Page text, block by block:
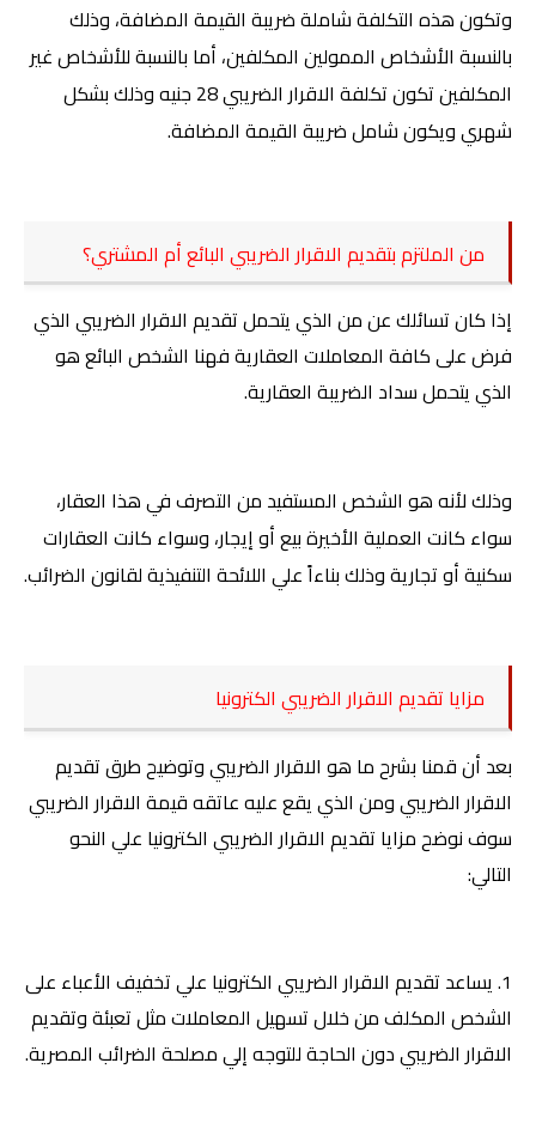
وتكون هذه التكلفة شاملة ضريبة القيمة المضافة، وذلك
بالنسبة الأشخاص الممولين المكلفين، أما بالنسبة للأشخاص غير
المكلفين تكون تكلفة الاقرار الضريبي 28 جنيه وذلك بشكل
شهري ويكون شامل ضريبة القيمة المضافة.
من الملتزم بتقديم الاقرار الضريبي البائع أم المشتري؟
إذا كان تسائلك عن من الذي يتحمل تقديم الاقرار الضريبي الذي
فرض على كافة المعاملات العقارية فهنا الشخص البائع هو
الذي يتحمل سداد الضريبة العقارية.
وذلك لأنه هو الشخص المستفيد من التصرف في هذا العقار،
سواء كانت العملية الأخيرة بيع أو إيجار، وسواء كانت العقارات
سكنية أو تجارية وذلك بناءاً علي اللائحة التنفيذية لقانون الضرائب.
مزايا تقديم الاقرار الضريبي الكترونيا
بعد أن قمنا بشرح ما هو الاقرار الضريبي وتوضيح طرق تقديم
الاقرار الضريبي ومن الذي يقع عليه عاتقه قيمة الاقرار الضريبي
سوف نوضح مزايا تقديم الاقرار الضريبي الكترونيا علي النحو
التالي:
1. يساعد تقديم الاقرار الضريبي الكترونيا علي تخفيف الأعباء على
الشخص المكلف من خلال تسهيل المعاملات مثل تعبئة وتقديم
الاقرار الضريبي دون الحاجة للتوجه إلي مصلحة الضرائب المصرية.